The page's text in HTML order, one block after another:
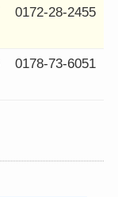
0172-28-2455
0178-73-6051